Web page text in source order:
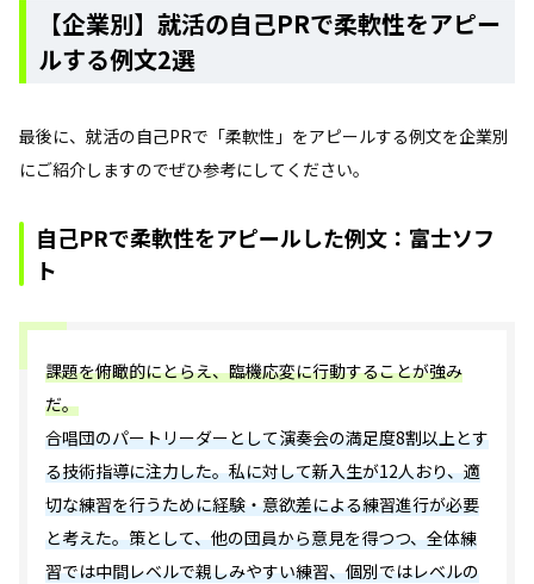
【企業別】就活の自己PRで柔軟性をアピー
ルする例文2選
最後に、就活の自己PRで「柔軟性」をアピールする例文を企業別
にご紹介しますのでぜひ参考にしてください。
自己PRで柔軟性をアピールした例文：富士ソフ
ト
課題を俯瞰的にとらえ、臨機応変に行動することが強み
だ。
合唱団のパートリーダーとして演奏会の満足度8割以上とす
る技術指導に注力した。私に対して新入生が12人おり、適
切な練習を行うために経験・意欲差による練習進行が必要
と考えた。策として、他の団員から意見を得つつ、全体練
習では中間レベルで親しみやすい練習、個別ではレベルの